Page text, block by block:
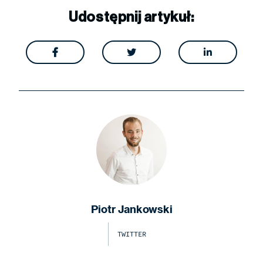
Udostępnij artykuł:
  
Piotr Jankowski
TWITTER